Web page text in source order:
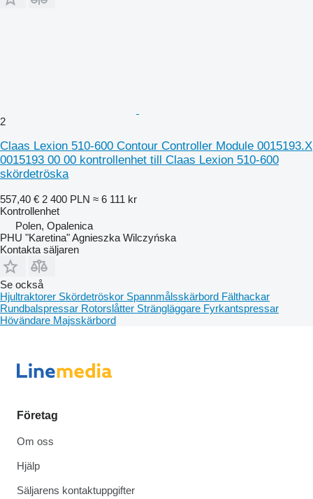
2
Claas Lexion 510-600 Contour Controller Module 0015193.X
0015193 00 00 kontrollenhet till Claas Lexion 510-600
skördetröska
557,40 € 2 400 PLN ≈ 6 111 kr
Kontrollenhet
Polen, Opalenica
PHU "Karetina" Agnieszka Wilczyńska
Kontakta säljaren
Se också
Hjultraktorer Skördetröskor Spannmålsskärbord Fälthackar
Rundbalspressar Rotorslåtter Strängläggare Fyrkantspressar
Hövändare Majsskärbord
Företag
Om oss
Hjälp
Säljarens kontaktuppgifter